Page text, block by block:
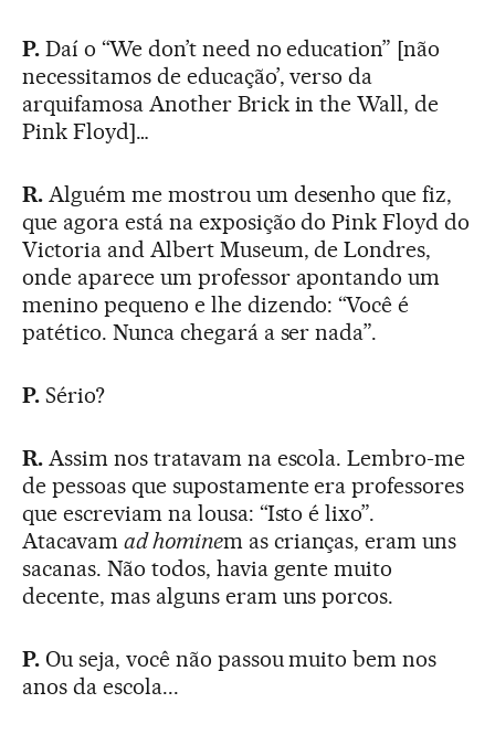
P.Daí o “We don’t need no education” [não
necessitamos de educação’, verso da
arquifamosa ­Another Brick in the Wall, de
Pink Floyd]…
R.Alguém me mostrou um desenho que fiz,
que agora está na exposição do Pink Floyd do
Victoria and Albert Museum, de Londres,
onde aparece um professor apontando um
menino pequeno e lhe dizendo: “Você é
patético. Nunca chegará a ser nada”.
P. Sério?
R.Assim nos tratavam na escola. Lembro-me
de pessoas que supostamente era professores
que escreviam na lousa: “Isto é lixo”.
Atacavam ad hominem as crianças, eram uns
sacanas. Não todos, havia gente muito
decente, mas alguns eram uns porcos.
P. Ou seja, você não passou muito bem nos
anos da escola...